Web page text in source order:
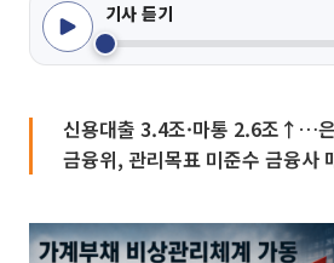
기사 듣기
신용대출 3.4조·마통 2.6조↑…
금융위, 관리목표 미준수 금융사